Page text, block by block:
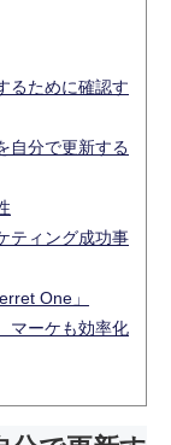
るために確認す
自分で更新する
ティング成功事
One」
マーケも効率化